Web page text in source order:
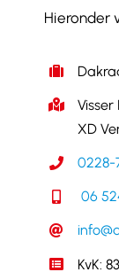
Hieronder
XD
0228-
06
KvK: